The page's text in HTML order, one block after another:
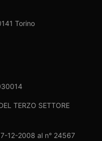
Torino
TERZO SETTORE
12-2008 al n° 24567